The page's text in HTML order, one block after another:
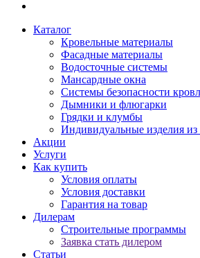
Каталог
Кровельные материалы
Фасадные материалы
Водосточные системы
Мансардные окна
Системы безопасности
Дымники и флюгарки
Грядки и клумбы
Индивидуальные изделия из
Акции
Услуги
Как купить
Условия оплаты
Условия доставки
Гарантия на товар
Дилерам
Строительные программы
Заявка стать дилером
Статьи